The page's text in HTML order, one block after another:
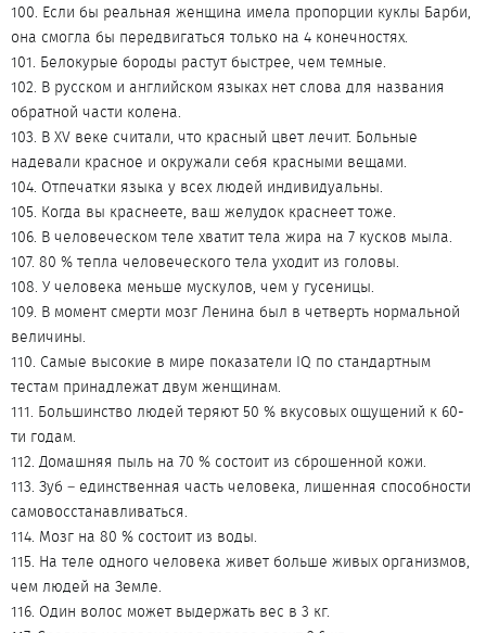
100. Если бы реальная женщина имела пропорции куклы Барби,
она смогла бы передвигаться только на 4 конечностях.
101. Белокурые бороды растут быстрее, чем темные.
102. В русском и английском языках нет слова для названия
обратной части колена.
103. В XV веке считали, что красный цвет лечит. Больные
надевали красное и окружали себя красными вещами.
104. Отпечатки языка у всех людей индивидуальны.
105. Когда вы краснеете, ваш желудок краснеет тоже.
106. В человеческом теле хватит тела жира на 7 кусков мыла.
107. 80 % тепла человеческого тела уходит из головы.
108. У человека меньше мускулов, чем у гусеницы.
109. В момент смерти мозг Ленина был в четверть нормальной
величины.
110. Самые высокие в мире показатели IQ по стандартным
тестам принадлежат двум женщинам.
111. Большинство людей теряют 50 % вкусовых ощущений к 60-
ти годам.
112. Домашняя пыль на 70 % состоит из сброшенной кожи.
113. Зуб – единственная часть человека, лишенная способности
самовосстанавливаться.
114. Мозг на 80 % состоит из воды.
115. На теле одного человека живет больше живых организмов,
чем людей на Земле.
116. Один волос может выдержать вес в 3 кг.